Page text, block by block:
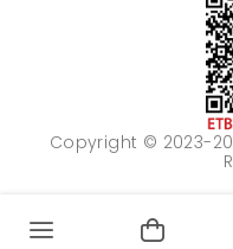
Copyright © 2023-